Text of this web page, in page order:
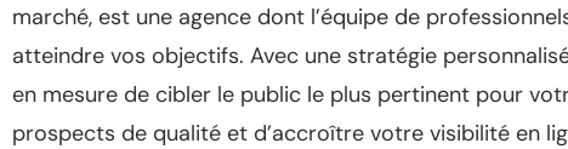
marché, est une agence dont l’équipe de
atteindre vos objectifs. Avec une stratégie
en mesure de cibler le public le plus pertinent pour
prospects de qualité et d’accroître votre visibilité en